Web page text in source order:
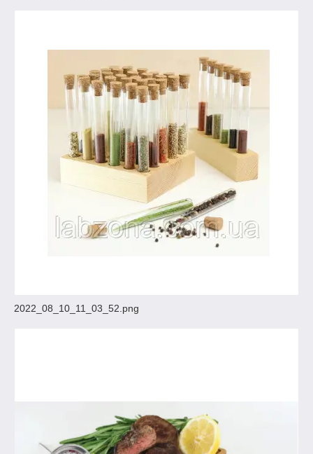
2022_08_10_11_03_52.png